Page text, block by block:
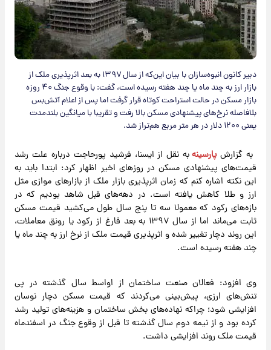
دبیر کانون انبوه‌سازان با بیان این‌که از سال ۱۳۹۷ به بعد اثرپذیری ملک از
بازار ارز به چند ماه یا چند هفته رسیده است، گفت: با وقوع جنگ ۴۰ روزه
بازار مسکن در حالت استراحت کوتاه قرار گرفت اما پس از اعلام آتش‌بس
بلافاصله نرخ‌های پیشنهادی مسکن بالا رفت و تقریبا با میانگین بلندمدت
یعنی ۱۲۰۰ دلار در هر متر مربع هم‌تراز شد.
​به گزارش پارسینهبه نقل از ایسنا، فرشید پورحاجت درباره علت رشد
قیمت‌های پیشنهادی مسکن در روزهای اخیر اظهار کرد: ابتدا باید به
این نکته اشاره کنم که زمان اثرپذیری بازار ملک از بازارهای موازی مثل
ارز و طلا کاهش یافته است. در دهه‌های قبل شاهد بودیم که در
بازه‌های رکود که معمولا سه تا پنج سال طول می‌کشید قیمت مسکن
ثابت می‌ماند اما از سال ۱۳۹۷ به بعد فارغ از رکود یا رونق معاملات،
این روند دچار تغییر شده و اثرپذیری قیمت ملک از نرخ ارز به چند ماه یا
چند هفته رسیده است.
وی افزود: فعالان صنعت ساختمان از اواسط سال گذشته در پی
تنش‌های ارزی، پیش‌بینی می‌کردند که قیمت مسکن دچار نوسان
افزایشی شود؛ چراکه نهاده‌های بخش ساختمان و هزینه‌های تولید رشد
کرده بود و از نیمه دوم سال گذشته تا قبل از وقوع جنگ در اسفندماه
قیمت ملک روند افزایشی داشت.